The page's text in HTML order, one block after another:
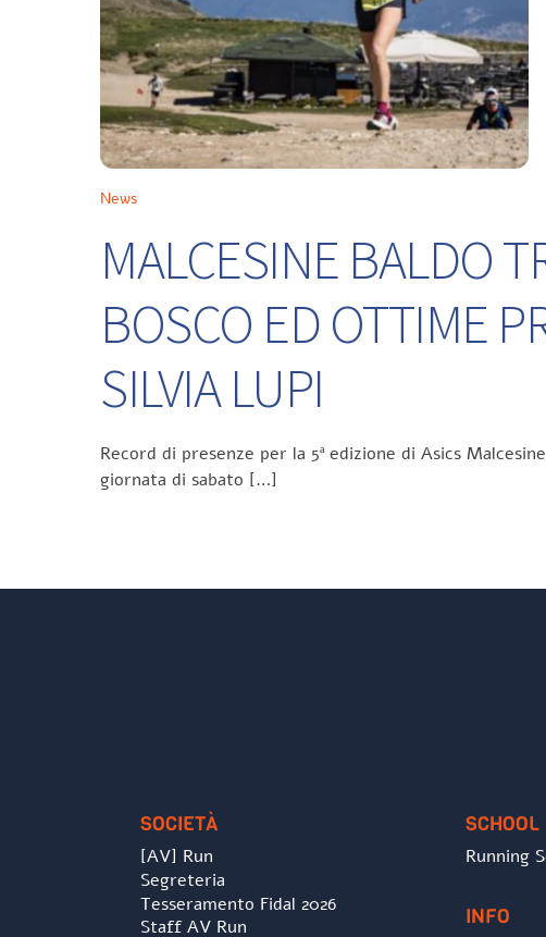
News
MALCESINE BALDO
BOSCO ED OTTIME
SILVIA LUPI
Record di presenze per la 5ª edizione di Asics
giornata di sabato […]
SOCIETÀ
[AV] Run
Segreteria
Tesseramento Fidal 2026
Staff AV Run
SCHOOL
Running
INFO